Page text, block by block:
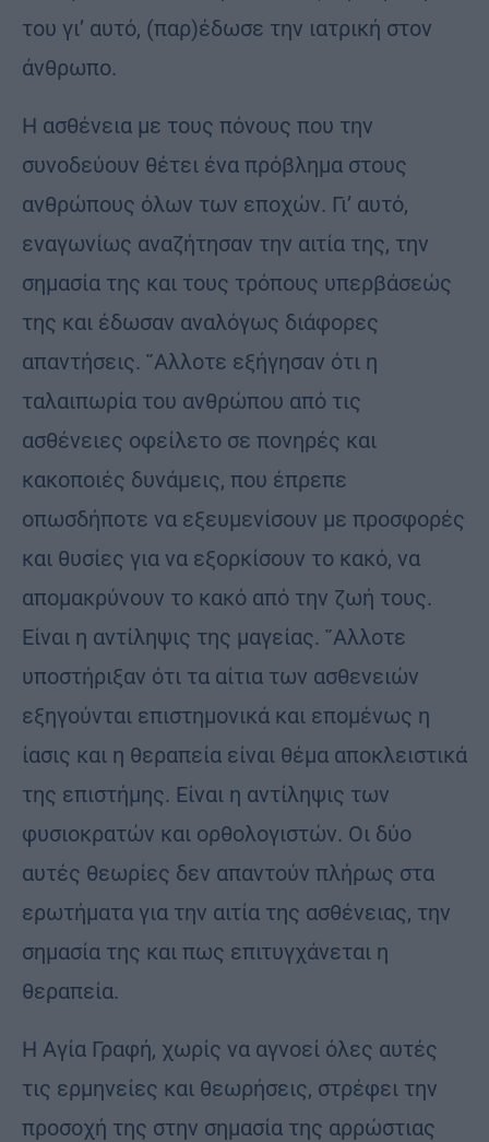
του γι’ αυτό, (παρ)έδωσε την ιατρική στον
άνθρωπο.
Η ασθένεια με τους πόνους που την
συνοδεύουν θέτει ένα πρόβλημα στους
ανθρώπους όλων των εποχών. Γι’ αυτό,
εναγωνίως αναζήτησαν την αιτία της, την
σημασία της και τους τρόπους υπερβάσεώς
της και έδωσαν αναλόγως διάφορες
απαντήσεις. ῎Αλλοτε εξήγησαν ότι η
ταλαιπωρία του ανθρώπου από τις
ασθένειες οφείλετο σε πονηρές και
κακοποιές δυνάμεις, που έπρεπε
οπωσδήποτε να εξευμενίσουν με προσφορές
και θυσίες για να εξορκίσουν το κακό, να
απομακρύνουν το κακό από την ζωή τους.
Είναι η αντίληψις της μαγείας. ῎Αλλοτε
υποστήριξαν ότι τα αίτια των ασθενειών
εξηγούνται επιστημονικά και επομένως η
ίασις και η θεραπεία είναι θέμα αποκλειστικά
της επιστήμης. Είναι η αντίληψις των
φυσιοκρατών και ορθολογιστών. Οι δύο
αυτές θεωρίες δεν απαντούν πλήρως στα
ερωτήματα για την αιτία της ασθένειας, την
σημασία της και πως επιτυγχάνεται η
θεραπεία.
Η Αγία Γραφή, χωρίς να αγνοεί όλες αυτές
τις ερμηνείες και θεωρήσεις, στρέφει την
προσοχή της στην σημασία της αρρώστιας